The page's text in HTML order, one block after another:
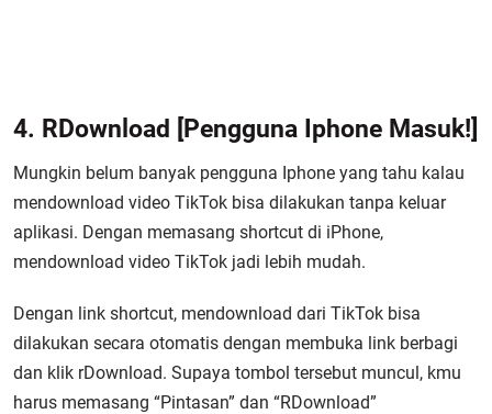
4. RDownload [Pengguna Iphone Masuk!]
Mungkin belum banyak pengguna Iphone yang tahu kalau
mendownload video TikTok bisa dilakukan tanpa keluar
aplikasi. Dengan memasang shortcut di iPhone,
mendownload video TikTok jadi lebih mudah.
Dengan link shortcut, mendownload dari TikTok bisa
dilakukan secara otomatis dengan membuka link berbagi
dan klik rDownload. Supaya tombol tersebut muncul, kmu
harus memasang “Pintasan” dan “RDownload”